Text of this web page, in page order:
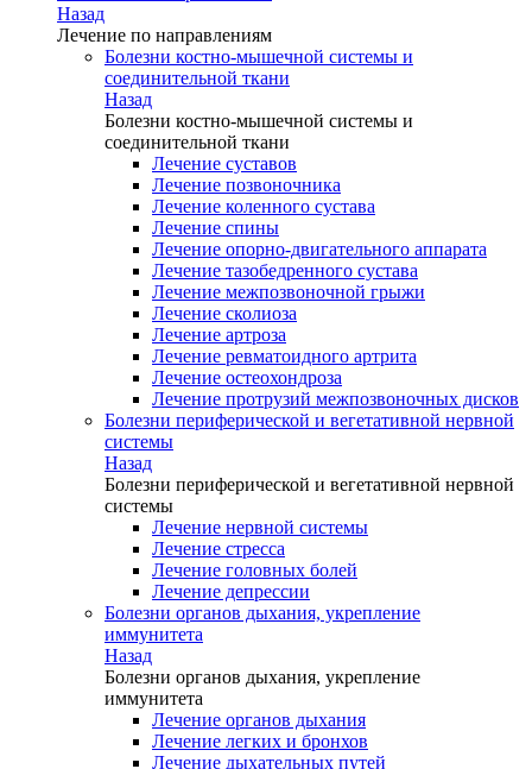
Назад
Лечение по направлениям
Болезни костно-мышечной системы и
соединительной ткани
Назад
Болезни костно-мышечной системы и
соединительной ткани
Лечение суставов
Лечение позвоночника
Лечение коленного сустава
Лечение спины
Лечение опорно-двигательного аппарата
Лечение тазобедренного сустава
Лечение межпозвоночной грыжи
Лечение сколиоза
Лечение артроза
Лечение ревматоидного артрита
Лечение остеохондроза
Лечение протрузий межпозвоночных дисков
Болезни периферической и вегетативной нервной
системы
Назад
Болезни периферической и вегетативной нервной
системы
Лечение нервной системы
Лечение стресса
Лечение головных болей
Лечение депрессии
Болезни органов дыхания, укрепление
иммунитета
Назад
Болезни органов дыхания, укрепление
иммунитета
Лечение органов дыхания
Лечение легких и бронхов
Лечение дыхательных путей